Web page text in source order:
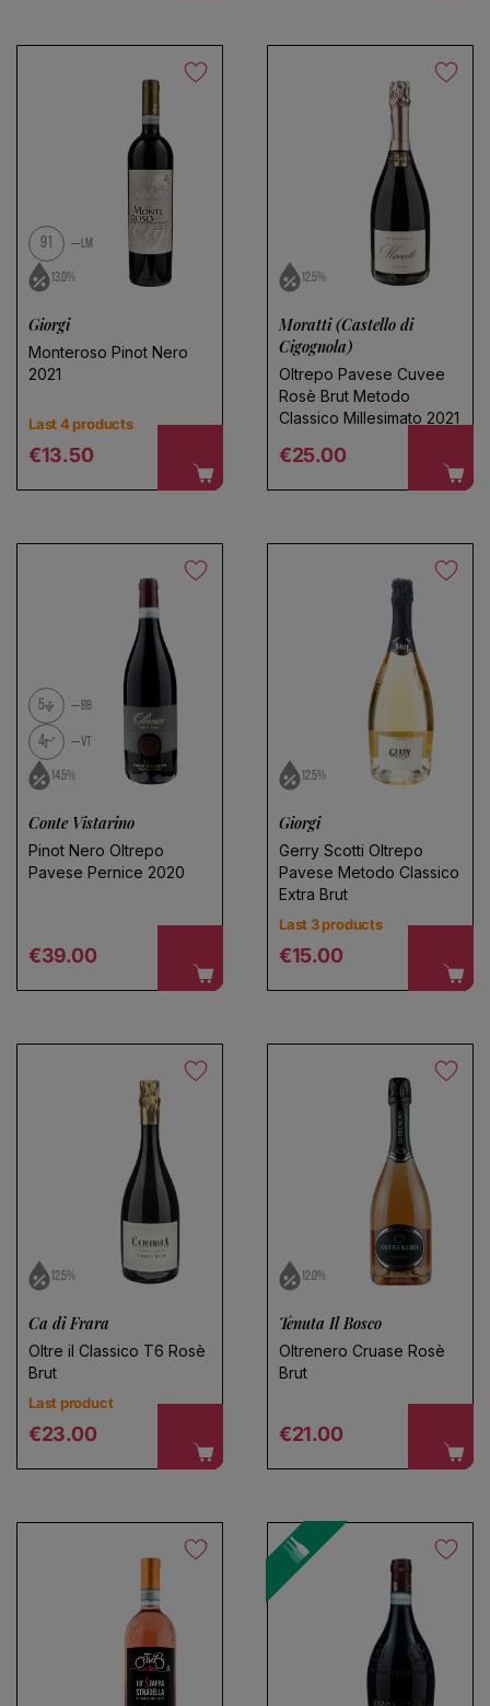
91 LM
13.0%
Giorgi
Monteroso Pinot Nero
2021
Last 4 products
Regular price
€13.50
12.5%
Moratti (Castello di
Cigognola)
Oltrepo Pavese Cuvee
Rosè Brut Metodo
Classico Millesimato 2021
Regular price
€25.00
5 BB
4 VT
14.5%
Conte Vistarino
Pinot Nero Oltrepo
Pavese Pernice 2020
Regular price
€39.00
12.5%
Giorgi
Gerry Scotti Oltrepo
Pavese Metodo Classico
Extra Brut
Last 3 products
Regular price
€15.00
12.5%
Ca di Frara
Oltre il Classico T6 Rosè
Brut
Last product
Regular price
€23.00
12.0%
Tenuta Il Bosco
Oltrenero Cruase Rosè
Brut
Regular price
€21.00
Choose a name for your search
Save search